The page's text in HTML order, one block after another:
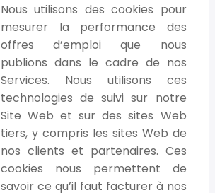
Nous utilisons des cookies pour
mesurer la performance des
offres d’emploi que nous
publions dans le cadre de nos
Services. Nous utilisons ces
technologies de suivi sur notre
Site Web et sur des sites Web
tiers, y compris les sites Web de
nos clients et partenaires. Ces
cookies nous permettent de
savoir ce qu’il faut facturer à nos